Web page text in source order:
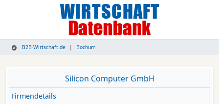
B2B-Wirtschaft.de Bochum
Silicon Computer GmbH
Firmendetails